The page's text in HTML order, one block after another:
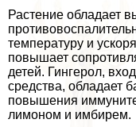
Растение обладает
температуру и
повышает
детей. Гингерол,
средства, обладает
повышения
лимоном и имбирем.